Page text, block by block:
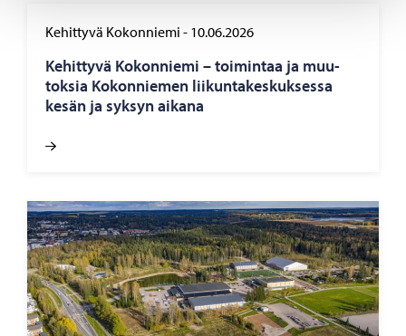
Kehittyvä Kokonniemi - 10.06.2026
Ke­hit­ty­vä Ko­kon­nie­mi – toi­min­taa ja muu­
tok­sia Ko­kon­nie­men lii­kun­ta­kes­kuk­ses­sa
kesän ja syk­syn ai­ka­na